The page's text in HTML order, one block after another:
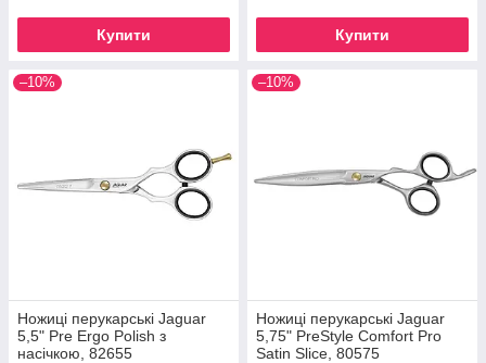
Купити Купити
–10%
Ножиці перукарські Jaguar
5,5" Pre Ergo Polish з
насічкою, 82655
–10%
Ножиці перукарські Jaguar
5,75" PreStyle Comfort Pro
Satin Slice, 80575